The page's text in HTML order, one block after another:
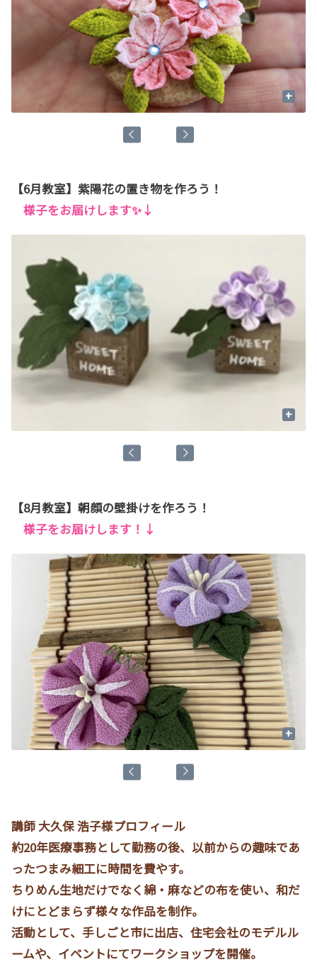
+
【6月教室】紫陽花の置き物を作ろう！
様子をお届けします✨↓
+
【8月教室】朝顔の壁掛けを作ろう！
様子をお届けします！↓
+
講師 大久保 浩子様プロフィール
約20年医療事務として勤務の後、以前からの趣味であ
ったつまみ細工に時間を費やす。
ちりめん生地だけでなく綿・麻などの布を使い、和だ
けにとどまらず様々な作品を制作。
活動として、手しごと市に出店、住宅会社のモデルル
ームや、イベントにてワークショップを開催。